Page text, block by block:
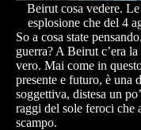
Beirut cosa vedere.
esplosione che del 4
So a cosa state
guerra? A Beirut c’era
vero. Mai come in
presente e futuro, è una
soggettiva, distesa un
raggi del sole feroci che
scampo.